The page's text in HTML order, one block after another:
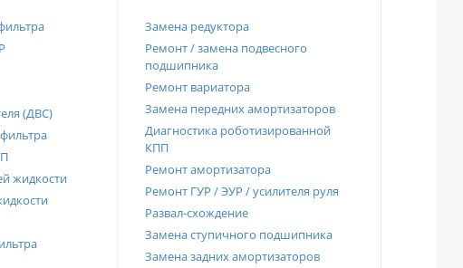
(ДВС)
жидкости
Замена редуктора
Ремонт / замена подвесного
подшипника
Ремонт вариатора
Замена передних амортизаторов
Диагностика роботизированной
КПП
Ремонт амортизатора
Ремонт ГУР / ЭУР / усилителя руля
Развал-схождение
Замена ступичного подшипника
Замена задних амортизаторов